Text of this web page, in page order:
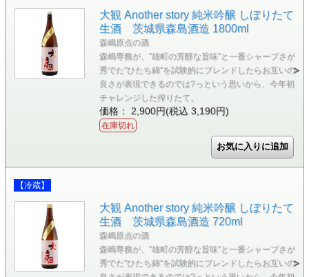
大観 Another story 純米吟醸 しぼりたて
生酒 茨城県森島酒造 1800ml
森嶋原点の酒
森嶋専務が、”雄町の芳醇な旨味”と一番シャープさが
秀でた”ひたち錦”を試験的にブレンドしたらお互いの
良さが表現できるのでは?っという思いから、今年初
チャレンジした搾りたて。
価格： 2,900円(税込 3,190円)
在庫切れ
【冷蔵】
大観 Another story 純米吟醸 しぼりたて
生酒 茨城県森島酒造 720ml
森嶋原点の酒
森嶋専務が、”雄町の芳醇な旨味”と一番シャープさが
秀でた”ひたち錦”を試験的にブレンドしたらお互いの